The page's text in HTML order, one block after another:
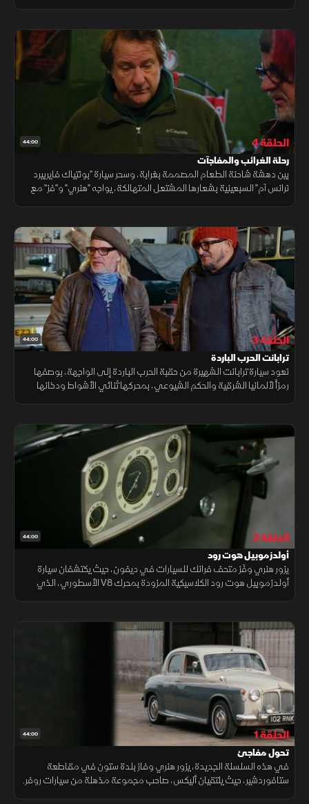
44:00 الحلقة 4
رحلة الغرائب والمفاجآت
بين دهشة شاحنة الطعام المصممة بغرابة، وسحر سيارة "بونتياك فايربيرد
ترانس آم" السبعينية بشعارها المشتعل المتهالكة، يواجه "هنري" و"فز" مع
44:00 الحلقة 3
ترابانت الحرب الباردة
تعود سيارة ترابانت الشهيرة من حقبة الحرب الباردة إلى الواجهة، بوصفها
رمزاً لألمانيا الشرقية والحكم الشيوعي، بمحركها ثنائي الأشواط ودخانها
44:00 الحلقة 2
أولدزموبيل هوت رود
يزور هنري وفَز متحف فرانك للسيارات في ديفون، حيث يكتشفان سيارة
أولدزموبيل هوت رود الكلاسيكية المزودة بمحرك V8 الأسطوري، الذي
44:00 الحلقة 1
تحول مفاجئ
في هذه السلسلة الجديدة، يزور هنري وفاز بلدة ستون في مقاطعة
ستافوردشير، حيث يلتقيان أليكس، صاحب مجموعة مذهلة من سيارات روفر.